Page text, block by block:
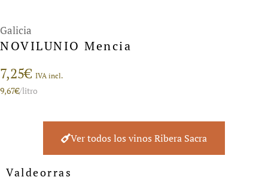
Galicia
NOVILUNIO Mencia
7,25€ IVA incl.
9,67€/litro
Ver todos los vinos Ribera Sacra
Valdeorras